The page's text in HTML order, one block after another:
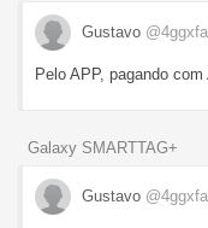
Gustavo
Pelo APP, pagando
Galaxy SMARTTAG+
Gustavo